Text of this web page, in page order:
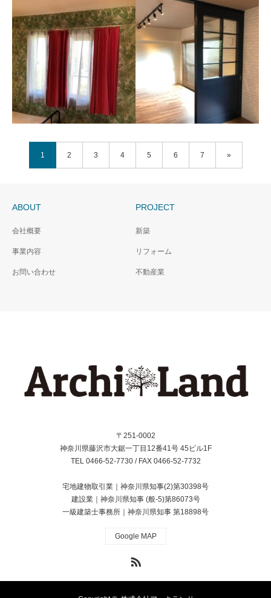
キッチン BA ダイニング
ベッドルーム
1 2 3 4 5 6 7 »
ABOUT
会社概要
事業内容
お問い合わせ
PROJECT
新築
リフォーム
不動産業
〒251-0002
神奈川県藤沢市大鋸一丁目12番41号 45ビル1F
TEL 0466-52-7730 / FAX 0466-52-7732
宅地建物取引業｜神奈川県知事(2)第30398号
建設業｜神奈川県知事 (般-5)第86073号
一級建築士事務所｜神奈川県知事 第18898号
Google MAP